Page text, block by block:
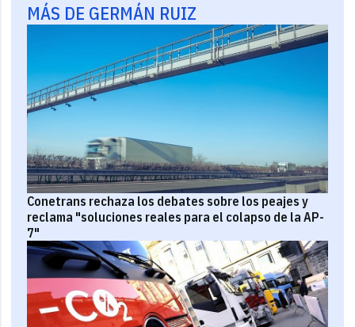
MÁS DE GERMÁN RUIZ
Conetrans rechaza los debates sobre los peajes y
reclama "soluciones reales para el colapso de la AP-
7"